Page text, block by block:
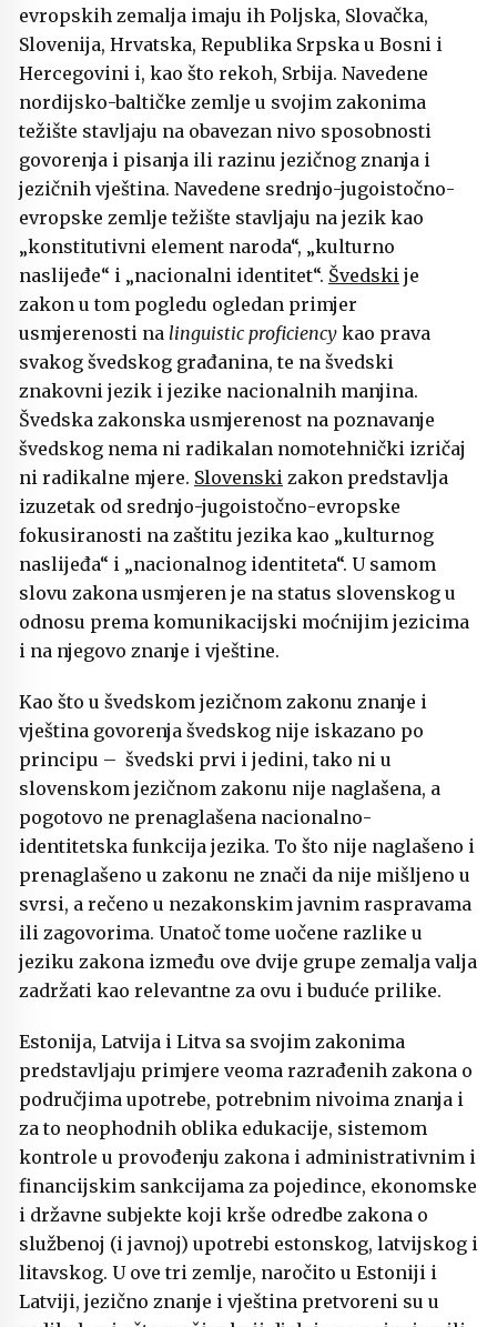
evropskih zemalja imaju ih Poljska, Slovačka,
Slovenija, Hrvatska, Republika Srpska u Bosni i
Hercegovini i, kao što rekoh, Srbija. Navedene
nordijsko-baltičke zemlje u svojim zakonima
težište stavljaju na obavezan nivo sposobnosti
govorenja i pisanja ili razinu jezičnog znanja i
jezičnih vještina. Navedene srednjo-jugoistočno-
evropske zemlje težište stavljaju na jezik kao
„konstitutivni element naroda“, „kulturno
naslijeđe“ i „nacionalni identitet“. Švedski je
zakon u tom pogledu ogledan primjer
usmjerenosti na linguistic proficiency kao prava
svakog švedskog građanina, te na švedski
znakovni jezik i jezike nacionalnih manjina.
Švedska zakonska usmjerenost na poznavanje
švedskog nema ni radikalan nomotehnički izričaj
ni radikalne mjere. Slovenski zakon predstavlja
izuzetak od srednjo-jugoistočno-evropske
fokusiranosti na zaštitu jezika kao „kulturnog
naslijeđa“ i „nacionalnog identiteta“. U samom
slovu zakona usmjeren je na status slovenskog u
odnosu prema komunikacijski moćnijim jezicima
i na njegovo znanje i vještine.
Kao što u švedskom jezičnom zakonu znanje i
vještina govorenja švedskog nije iskazano po
principu – švedski prvi i jedini, tako ni u
slovenskom jezičnom zakonu nije naglašena, a
pogotovo ne prenaglašena nacionalno-
identitetska funkcija jezika. To što nije naglašeno i
prenaglašeno u zakonu ne znači da nije mišljeno u
svrsi, a rečeno u nezakonskim javnim raspravama
ili zagovorima. Unatoč tome uočene razlike u
jeziku zakona između ove dvije grupe zemalja valja
zadržati kao relevantne za ovu i buduće prilike.
Estonija, Latvija i Litva sa svojim zakonima
predstavljaju primjere veoma razrađenih zakona o
područjima upotrebe, potrebnim nivoima znanja i
za to neophodnih oblika edukacije, sistemom
kontrole u provođenju zakona i administrativnim i
financijskim sankcijama za pojedince, ekonomske
i državne subjekte koji krše odredbe zakona o
službenoj (i javnoj) upotrebi estonskog, latvijskog i
litavskog. U ove tri zemlje, naročito u Estoniji i
Latviji, jezično znanje i vještina pretvoreni su u